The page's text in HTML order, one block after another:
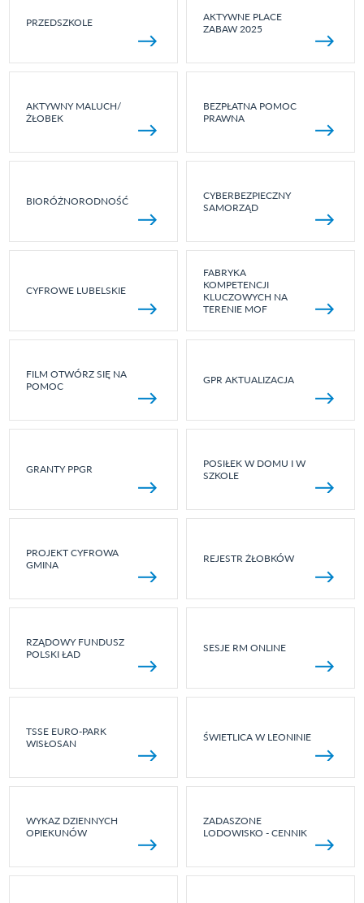
PRZEDSZKOLE
AKTYWNE PLACE
ZABAW 2025
AKTYWNY MALUCH/
ŻŁOBEK
BEZPŁATNA POMOC
PRAWNA
BIORÓŻNORODNOŚĆ
CYBERBEZPIECZNY
SAMORZĄD
CYFROWE LUBELSKIE
FABRYKA
KOMPETENCJI
KLUCZOWYCH NA
TERENIE MOF
FILM OTWÓRZ SIĘ NA
POMOC
GPR AKTUALIZACJA
GRANTY PPGR
POSIŁEK W DOMU I W
SZKOLE
PROJEKT CYFROWA
GMINA
REJESTR ŻŁOBKÓW
RZĄDOWY FUNDUSZ
POLSKI ŁAD
SESJE RM ONLINE
TSSE EURO-PARK
WISŁOSAN
ŚWIETLICA W LEONINIE
WYKAZ DZIENNYCH
OPIEKUNÓW
ZADASZONE
LODOWISKO - CENNIK